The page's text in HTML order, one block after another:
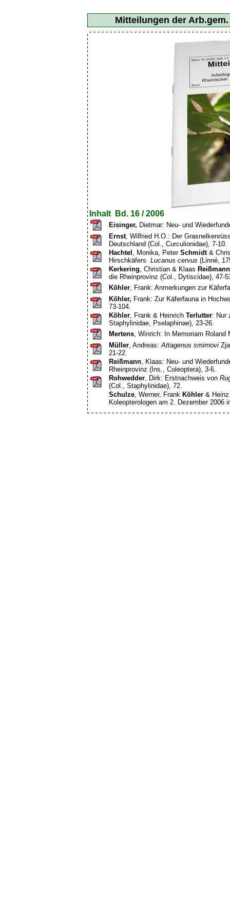
Mitteilungen der
Inhalt Bd. 16 / 2006
Eisinger, Dietmar: Neu- und
Ernst, Wilfried H.O.: Der
Deutschland (Col., Curculionidae), 7-10.
Hachtel , Monika, Peter Schmidt&
Hirschkäfers Lucanus cervus (Linné,
Kerkering, Christian & Klaas Reißmann
die Rheinprovinz (Col., Dytiscidae), 47-
Köhler, Frank: Anmerkungen zur
Köhler, Frank: Zur Käferfauna in
73-104.
Köhler, Frank & Heinrich Terlutter: Nur
Staphylinidae, Pselaphinae), 23-26.
Mertens, Winrich: In Memoriam Roland
Müller, Andreas:Attagenus smirnovi
21-22.
Reißmann, Klaas: Neu- und
Rheinprovinz (Ins., Coleoptera), 3-6.
Rohwedder, Dirk: Erstnachweis von
(Col., Staphylinidae), 72.
Schulze, Werner, Frank Köhler &
Koleopterologen am 2. Dezember 2006